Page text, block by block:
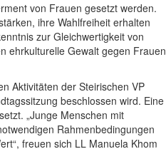
von Frauen gesetzt werden.
ihre Wahlfreiheit erhalten
zur Gleichwertigkeit von
ehrkulturelle Gewalt gegen Frauen
Aktivitäten der Steirischen VP
beschlossen wird. Eine
„Junge Menschen mit
Rahmenbedingungen
freuen sich LL Manuela Khom